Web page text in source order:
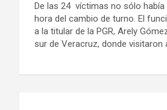
De las 24 víctimas no sólo
hora del cambio de turno. El
a la titular de la PGR, Arely
sur de Veracruz, donde